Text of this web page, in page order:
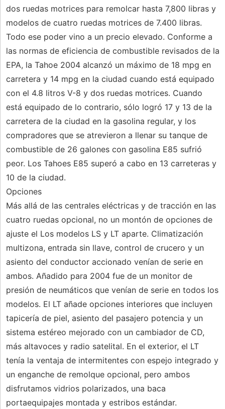
dos ruedas motrices para remolcar hasta 7,800 libras y
modelos de cuatro ruedas motrices de 7.400 libras.
Todo ese poder vino a un precio elevado. Conforme a
las normas de eficiencia de combustible revisados ​​de la
EPA, la Tahoe 2004 alcanzó un máximo de 18 mpg en
carretera y 14 mpg en la ciudad cuando está equipado
con el 4.8 litros V-8 y dos ruedas motrices. Cuando
está equipado de lo contrario, sólo logró 17 y 13 de la
carretera de la ciudad en la gasolina regular, y los
compradores que se atrevieron a llenar su tanque de
combustible de 26 galones con gasolina E85 sufrió
peor. Los Tahoes E85 superó a cabo en 13 carreteras y
10 de la ciudad.
Opciones
Más allá de las centrales eléctricas y de tracción en las
cuatro ruedas opcional, no un montón de opciones de
ajuste el Los modelos LS y LT aparte. Climatización
multizona, entrada sin llave, control de crucero y un
asiento del conductor accionado venían de serie en
ambos. Añadido para 2004 fue de un monitor de
presión de neumáticos que venían de serie en todos los
modelos. El LT añade opciones interiores que incluyen
tapicería de piel, asiento del pasajero potencia y un
sistema estéreo mejorado con un cambiador de CD,
más altavoces y radio satelital. En el exterior, el LT
tenía la ventaja de intermitentes con espejo integrado y
un enganche de remolque opcional, pero ambos
disfrutamos vidrios polarizados, una baca
portaequipajes montada y estribos estándar.